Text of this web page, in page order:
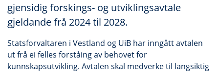
gjensidig forskings- og utviklingsavtale
gjeldande frå 2024 til 2028.
Statsforvaltaren i Vestland og UiB har inngått avtalen
ut frå ei felles forståing av behovet for
kunnskapsutvikling. Avtalen skal medverke til langsiktig